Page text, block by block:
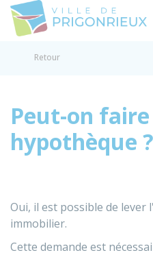
Retour
Peut-on
hypothèque ?
Oui, il est possible de lever l'
immobilier.
Cette demande est